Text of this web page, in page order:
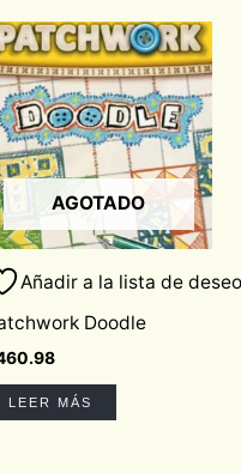
AGOTADO
Añadir a la lista de
Doodle
LEER MÁS